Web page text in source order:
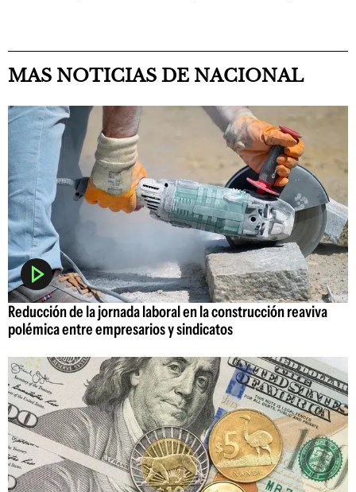
MAS NOTICIAS DE NACIONAL
Reducción de la jornada laboral en la construcción reaviva
polémica entre empresarios y sindicatos